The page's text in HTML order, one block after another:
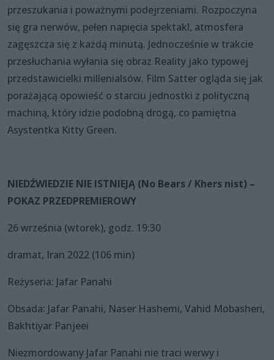
przeszukania i poważnymi podejrzeniami. Rozpoczyna
się gra nerwów, pełen napięcia spektakl, atmosfera
zagęszcza się z każdą minutą. Jednocześnie w trakcie
przesłuchania wyłania się obraz Reality jako typowej
przedstawicielki millenialsów. Film Satter ogląda się jak
porażającą opowieść o starciu jednostki z polityczną
machiną, który idzie podobną drogą, co pamiętna
Asystentka Kitty Green.
NIEDŹWIEDZIE NIE ISTNIEJĄ (No Bears / Khers nist) –
POKAZ PRZEDPREMIEROWY
26 września (wtorek), godz. 19:30
dramat, Iran 2022 (106 min)
Reżyseria: Jafar Panahi
Obsada: Jafar Panahi, Naser Hashemi, Vahid Mobasheri,
Bakhtiyar Panjeei
Niezmordowany Jafar Panahi nie traci werwy i